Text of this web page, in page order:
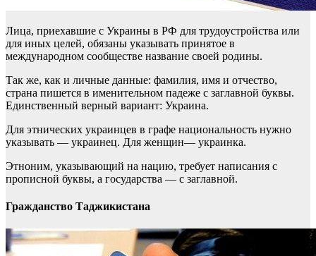
Лица, приехавшие с Украины в РФ для трудоустройства или
для иных целей, обязаны указывать принятое в
международном сообществе название своей родины.
Так же, как и личные данные: фамилия, имя и отчество,
страна пишется в именительном падеже с заглавной буквы.
Единственный верный вариант: Украина.
Для этнических украинцев в графе национальность нужно
указывать — украинец. Для женщин— украинка.
Этноним, указывающий на нацию, требует написания с
прописной буквы, а государства — с заглавной.
Гражданство Таджикистана